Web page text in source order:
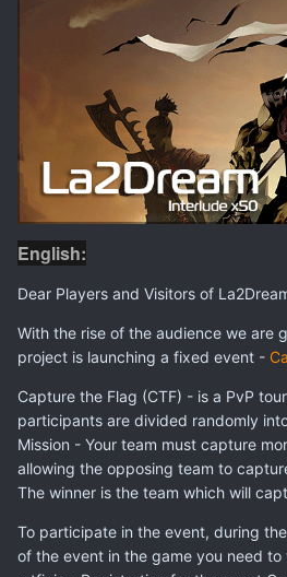
English:
Dear Players and Visitors of
With the rise of the audience we are
project is launching a fixed event -
Capture the Flag (CTF) - is a PvP
participants are divided randomly
Mission - Your team must capture
allowing the opposing team to
The winner is the team which will
To participate in the event, during
of the event in the game you need to